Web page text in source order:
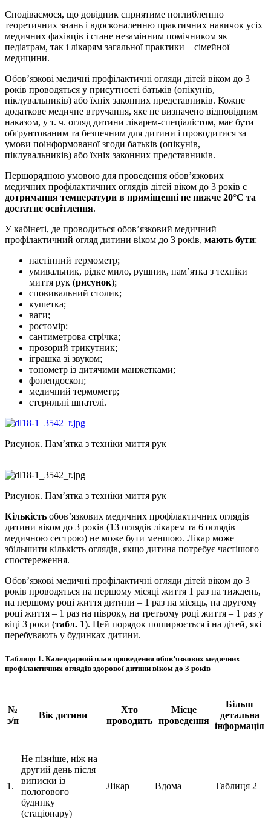
Сподіваємося, що довідник сприятиме поглибленню
теоретичних знань і вдосконаленню практичних навичок усіх
медичних фахівців і стане незамінним помічником як
педіатрам, так і лікарям загальної практики – сімейної
медицини.
Обов’язкові медичні профілактичні огляди дітей віком до 3
років проводяться у присутності бать­ків (опікунів,
піклувальників) або їхніх законних представників. Кожне
додаткове медичне втручання, яке не визначено відповідним
наказом, у т. ч. огляд дитини лікарем-спеціалістом, має бути
обґрунтованим та безпечним для дитини і проводитися за
умови поінформованої згоди батьків (опікунів,
піклувальників) або їхніх законних представників.
Першорядною умовою для проведення обов’язкових
медичних профілактичних оглядів дітей віком до 3 років є
дотримання температури в приміщенні не нижче 20°С та
достатнє освітлення.
У кабінеті, де проводиться обов’язковий медичний
профілактичний огляд дитини віком до 3 років, мають бути:
настінний термометр;
умивальник, рідке мило, рушник, пам’ятка з техніки
миття рук (рисунок);
сповивальний столик;
кушетка;
ваги;
ростомір;
сантиметрова стрічка;
прозорий трикутник;
іграшка зі звуком;
тонометр із дитячими манжетками;
фонендоскоп;
медичний термометр;
стерильні шпателі.
Рисунок. Пам’ятка з техніки миття рук
Рисунок. Пам’ятка з техніки миття рук
Кількість обов’язкових медичних профілактичних оглядів
дитини віком до 3 років (13 оглядів лікарем та 6 оглядів
медичною сестрою) не може бути меншою. Лікар може
збільшити кількість оглядів, якщо дитина потребує частішого
спостереження.
Обов’язкові медичні профілактичні огляди дітей віком до 3
років проводяться на першому місяці життя 1 раз на тиждень,
на першому році життя дитини – 1 раз на місяць, на другому
році життя – 1 раз на півроку, на третьому році життя – 1 раз у
віці 3 роки (табл. 1). Цей порядок поширюється і на дітей, які
перебувають у будинках дитини.
Таблиця 1. Календарний план проведення обов’язкових медичних
профілактичних оглядів здорової дитини віком до 3 років
№
з/п
Вік дитини
Хто
проводить
Місце
проведення
Більш
детальна
інформація
1.
Не пізніше, ніж на
другий день після
виписки із
пологового
будинку
(стаціонару)
Лікар Вдома Таблиця 2